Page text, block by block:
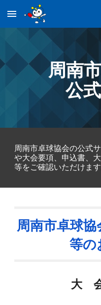
Skip to main content
周南
公
周南市卓球協会の公式
や大会要項、申込書、
等をご確認いただけます
周南市卓球
等の
大